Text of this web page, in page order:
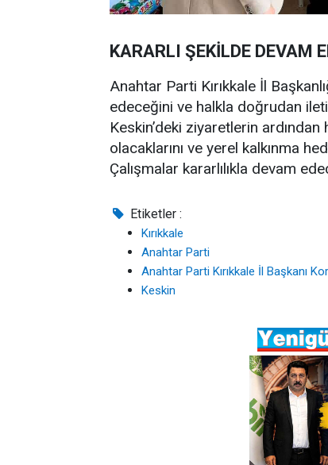
KARARLI ŞEKİLDE DEVAM
Anahtar Parti Kırıkkale İl
edeceğini ve halkla doğrudan
Keskin’deki ziyaretlerin
olacaklarını ve yerel kalkınma
Çalışmalar kararlılıkla devam
Etiketler :
Kırıkkale
Anahtar Parti
Anahtar Parti Kırıkkale İl Başkanı
Keskin